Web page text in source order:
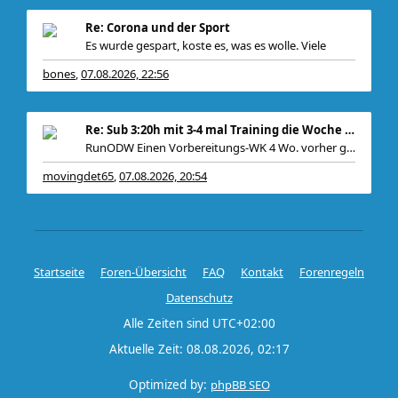
Re: Corona und der Sport
Es wurde gespart, koste es, was es wolle. Viele
bones,07.08.2026, 22:56
Re: Sub 3:20h mit 3-4 mal Training die Woche machb
RunODW Einen Vorbereitungs-WK 4 Wo. vorher gibt es
movingdet65,07.08.2026, 20:54
Startseite Foren-Übersicht FAQ Kontakt
Forenregeln
Datenschutz
Alle Zeiten sind UTC+02:00
Aktuelle Zeit: 08.08.2026, 02:17
Optimized by: phpBB SEO